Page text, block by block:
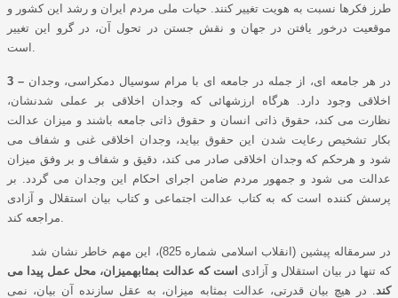
طرز فکرها نسبت به هویت تغییر کنند. حیات ملی مردم ایران و رشد این کشور و
موقعیت درخور یافتن در جهان و نقش جستن در تحول آن، در گرو این تغییر
3 – در هر جامعه ای، از جمله در جامعه ای با مرام سوسیال دمکراسی، وجدان
اخلاقی وجود دارد. هرگاه ارزشهائی که وجدان اخلاقی بر عملی شدنشان،
نظارت می کند، حقوق ذاتی انسان و حقوق ذاتی جامعه باشند و میزان عدالت
بکار تشخیص رعایت شدن این حقوق بیاید، وجدان اخلاقی غنی و شفاف می
شود و هرحکم که وجدان اخلاقی صادر می کند، دقیق و شفاف و بر وفق میزان
عدالت می شود و جمهور مردم ضامن اجرای احکام این وجدان می گردد. بر
پرسش کننده است که به کتاب عدالت اجتماعی و کتاب بیان استقلال و آزادی
که تنها در بیان استقلال و آزادی است که عدالت بمثابهمیزان، محل عمل پیدا می
کند . در هیچ بیان قدرتی، عدالت بمثابه میزان، به عقل سازنده آن بیان، نمی